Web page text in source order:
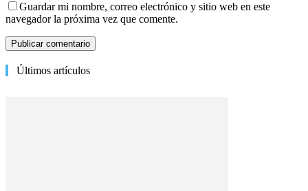
Guardar mi nombre, correo electrónico y sitio web en este
navegador la próxima vez que comente.
Últimos artículos